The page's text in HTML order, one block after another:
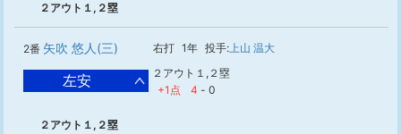
２アウト１,２塁
2番 矢吹 悠人(三) 右打 1年 投手:上山 温大
左安
２アウト１,２塁
+1点
4 - 0
２アウト１,２塁